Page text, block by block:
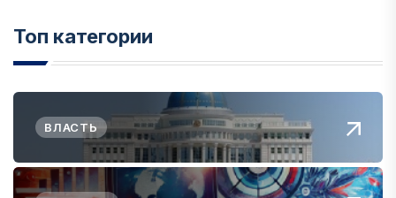
Топ категории
ВЛАСТЬ